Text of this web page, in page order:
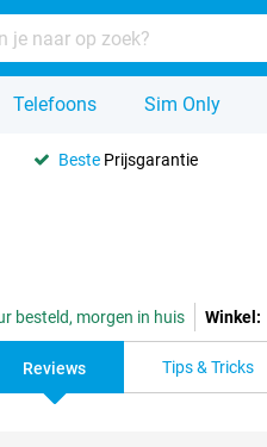
Telefoons Sim Only
Beste Prijsgarantie
besteld, morgen in huis Winkel:
Reviews Tips & Tricks